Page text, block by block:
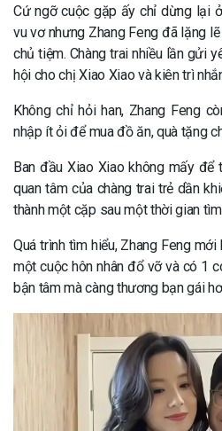
Cứ ngỡ cuộc gặp ấy chỉ dừng lại
vu vơ nhưng Zhang Feng đã lặng
chủ tiệm. Chàng trai nhiều lần gửi
hội cho chị Xiao Xiao và kiên trì
Không chỉ hỏi han, Zhang Feng
nhập ít ỏi để mua đồ ăn, quà tặng
Ban đầu Xiao Xiao không mấy để
quan tâm của chàng trai trẻ dần
thành một cặp sau một thời gian tìm
Quá trình tìm hiểu, Zhang Feng
một cuộc hôn nhân đổ vỡ và có 1
bận tâm mà càng thương bạn gái